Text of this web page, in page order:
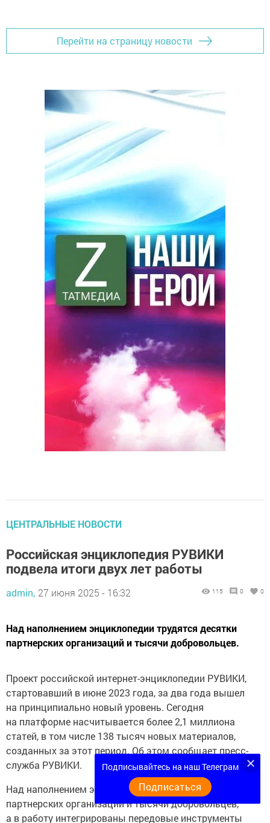
Перейти на страницу новости
ЦЕНТРАЛЬНЫЕ НОВОСТИ
Российская энциклопедия РУВИКИ
подвела итоги двух лет работы
admin, 27 июня 2025 - 16:32 115 0 0
Над наполнением энциклопедии трудятся десятки
партнерских организаций и тысячи добровольцев.
Проект российской интернет-энциклопедии РУВИКИ,
стартовавший в июне 2023 года, за два года вышел
на принципиально новый уровень. Сегодня
на платформе насчитывается более 2,1 миллиона
статей, в том числе 138 тысяч новых материалов,
созданных за этот период. Об этом сообщает пресс-
служба РУВИКИ.
Над наполнением энциклопедии трудятся десятки
партнерских организаций и тысячи добровольцев,
а в работу интегрированы передовые инструменты
Подписывайтесь на наш Телеграм
Подписаться